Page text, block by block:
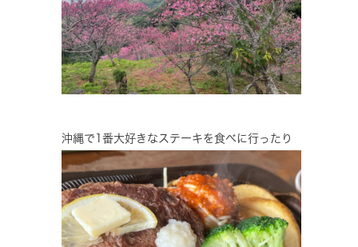
沖縄で1番大好きなステーキを食べに行ったり